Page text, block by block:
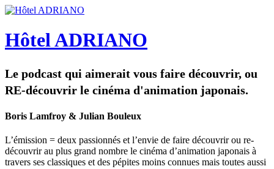
Hôtel ADRIANO
Le podcast qui aimerait vous faire découvrir, ou
RE-découvrir le cinéma d'animation japonais.
Boris Lamfroy & Julian Bouleux
L’émission = deux passionnés et l’envie de faire découvrir ou re-
découvrir au plus grand nombre le cinéma d’animation japonais à
travers ses classiques et des pépites moins connues mais toutes aussi